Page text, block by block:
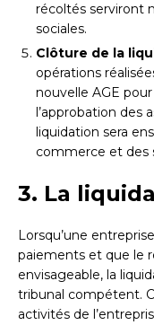
récoltés serviront
sociales.
Clôture de la
opérations
nouvelle AGE
l’approbation des
liquidation sera
commerce et des
3. La
Lorsqu’une
paiements et que le
envisageable, la
tribunal compétent.
activités de